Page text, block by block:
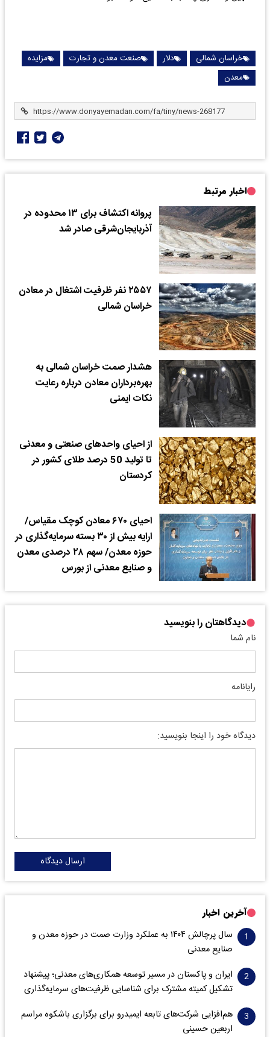
خراسان شمالی دلار صنعت معدن و تجارت
مزایده
معدن
اخبار مرتبط
پروانه اکتشاف برای ۱۳ محدوده در
آذربایجان‌شرقی صادر شد
۲۵۵۷ نفر ظرفیت اشتغال در معادن
خراسان شمالی
هشدار صمت خراسان شمالی به
بهره‌برداران معادن درباره رعایت
نکات ایمنی
از احیای واحدهای صنعتی و معدنی
تا تولید 50 درصد طلای کشور در
کردستان
احیای ۶۷۰ معادن کوچک مقیاس/
ارایه بیش از ۳۰ بسته سرمایه‌گذاری در
حوزه معدن/ سهم ۲۸ درصدی معدن
و صنایع معدنی از بورس
دیدگاهتان را بنویسید
نام شما
رایانامه
دیدگاه خود را اینجا بنویسید:
ارسال دیدگاه
آخرین اخبار
سال پرچالش ۱۴۰۴ به عملکرد وزارت صمت در حوزه معدن و
صنایع معدنی
ایران و پاکستان در مسیر توسعه همکاری‌های معدنی؛ پیشنهاد
تشکیل کمیته مشترک برای شناسایی ظرفیت‌های سرمایه‌گذاری
هم‌افزایی شرکت‌های تابعه ایمیدرو برای برگزاری باشکوه مراسم
اربعین حسینی